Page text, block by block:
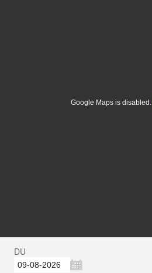
Google Maps is disabled.
DU